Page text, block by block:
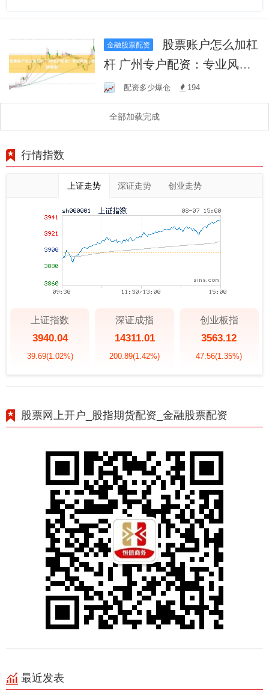
金融股票配资
杆 广州专户配资：专业风
控，稳健增值！
配资多少爆仓 194
全部加载完成
行情指数
上证走势 深证走势 创业走势
上证指数
3940.04
39.69(1.02%)
深证成指
14311.01
200.89(1.42%)
创业板指
3563.12
47.56(1.35%)
股票网上开户_股指期货配资_金融股票配资
最近发表